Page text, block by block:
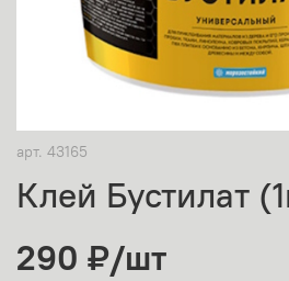
арт. 43165
Клей Бустилат
290 ₽/шт